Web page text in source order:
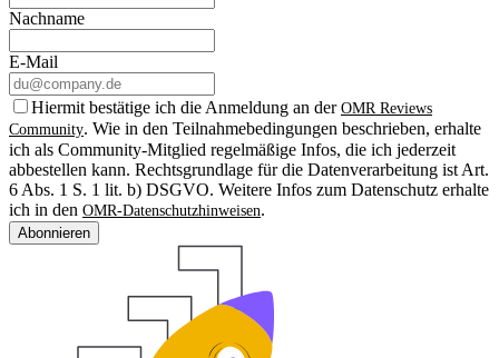
Nachname
E-Mail
Hiermit bestätige ich die Anmeldung an der OMR Reviews
Community. Wie in den Teilnahmebedingungen beschrieben, erhalte
ich als Community-Mitglied regelmäßige Infos, die ich jederzeit
abbestellen kann. Rechtsgrundlage für die Datenverarbeitung ist Art.
6 Abs. 1 S. 1 lit. b) DSGVO. Weitere Infos zum Datenschutz erhalte
ich in den OMR-Datenschutzhinweisen.
Abonnieren